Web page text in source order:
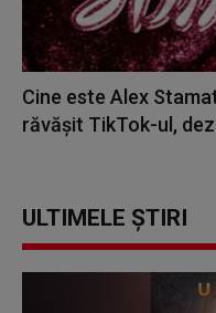
Cine este Alex
răvășit TikTok-ul,
ULTIMELE ȘTIRI